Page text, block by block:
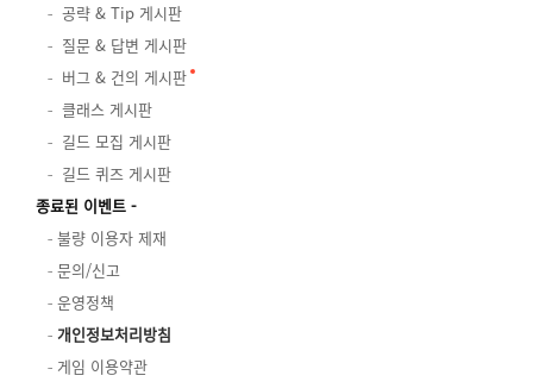
공략 & Tip 게시판
질문 & 답변 게시판
버그 & 건의 게시판
클래스 게시판
길드 모집 게시판
길드 퀴즈 게시판
종료된 이벤트
불량 이용자 제재
문의/신고
운영정책
개인정보처리방침
게임 이용약관